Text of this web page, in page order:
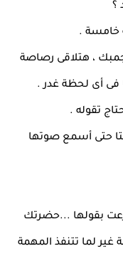
؟
خامسة .
، هتلاقى رصاصة
فى أى لحظة غدر .
تقوله .
حتى أسمع صوتها
بقولها ...حضرتك
غير لما تتنفذ المهمة